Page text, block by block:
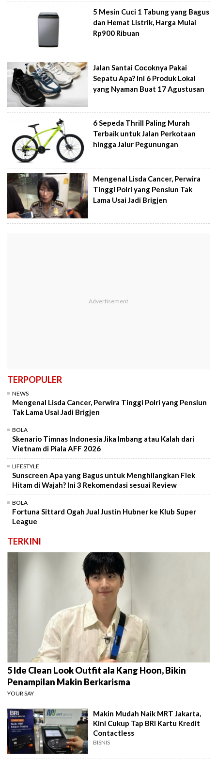
5 Mesin Cuci 1 Tabung yang Bagus
dan Hemat Listrik, Harga Mulai
Rp900 Ribuan
Jalan Santai Cocoknya Pakai
Sepatu Apa? Ini 6 Produk Lokal
yang Nyaman Buat 17 Agustusan
6 Sepeda Thrill Paling Murah
Terbaik untuk Jalan Perkotaan
hingga Jalur Pegunungan
Mengenal Lisda Cancer, Perwira
Tinggi Polri yang Pensiun Tak
Lama Usai Jadi Brigjen
TERPOPULER
NEWS
Mengenal Lisda Cancer, Perwira Tinggi Polri yang Pensiun
Tak Lama Usai Jadi Brigjen
BOLA
Skenario Timnas Indonesia Jika Imbang atau Kalah dari
Vietnam di Piala AFF 2026
LIFESTYLE
Sunscreen Apa yang Bagus untuk Menghilangkan Flek
Hitam di Wajah? Ini 3 Rekomendasi sesuai Review
BOLA
Fortuna Sittard Ogah Jual Justin Hubner ke Klub Super
League
TERKINI
5 Ide Clean Look Outfit ala Kang Hoon, Bikin
Penampilan Makin Berkarisma
YOUR SAY
Makin Mudah Naik MRT Jakarta,
Kini Cukup Tap BRI Kartu Kredit
Contactless
BISNIS